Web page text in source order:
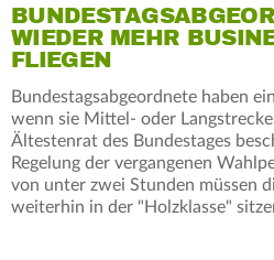
WIEDER MEHR
FLIEGEN
Bundestagsabgeordnete haben
wenn sie Mittel- oder
Ältestenrat des Bundestages
Regelung der vergangenen
von unter zwei Stunden müssen
weiterhin in der "Holzklasse"